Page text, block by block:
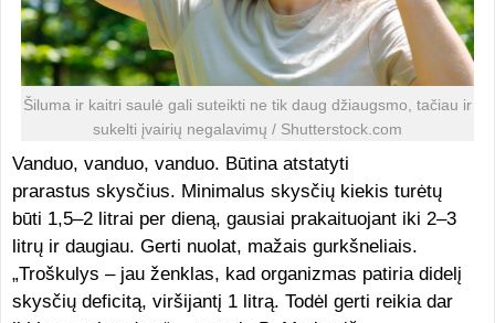
Šiluma ir kaitri saulė gali suteikti ne tik daug džiaugsmo, tačiau ir
sukelti įvairių negalavimų / Shutterstock.com
Vanduo, vanduo, vanduo. Būtina atstatyti
prarastus skysčius. Minimalus skysčių kiekis turėtų
būti 1,5–2 litrai per dieną, gausiai prakaituojant iki 2–3
litrų ir daugiau. Gerti nuolat, mažais gurkšneliais.
„Troškulys – jau ženklas, kad organizmas patiria didelį
skysčių deficitą, viršijantį 1 litrą. Todėl gerti reikia dar